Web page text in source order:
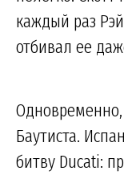
каждый раз
отбивал ее
Баутиста.
битву Ducati: